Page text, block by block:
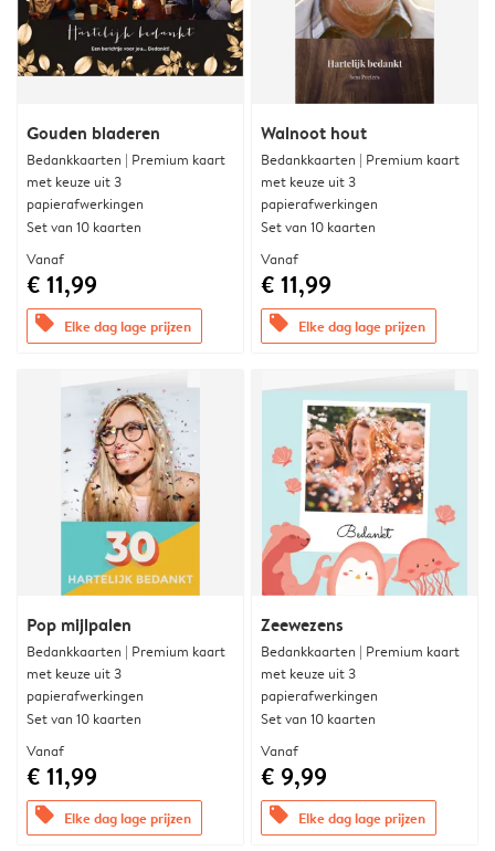
Gouden bladeren
Bedankkaarten | Premium kaart
met keuze uit 3
papierafwerkingen
Set van 10 kaarten
Vanaf
€ 11,99
offers Elke dag lage prijzen
Walnoot hout
Bedankkaarten | Premium kaart
met keuze uit 3
papierafwerkingen
Set van 10 kaarten
Vanaf
€ 11,99
offers Elke dag lage prijzen
Pop mijlpalen
Bedankkaarten | Premium kaart
met keuze uit 3
papierafwerkingen
Set van 10 kaarten
Vanaf
€ 11,99
offers Elke dag lage prijzen
Zeewezens
Bedankkaarten | Premium kaart
met keuze uit 3
papierafwerkingen
Set van 10 kaarten
Vanaf
€ 9,99
offers Elke dag lage prijzen